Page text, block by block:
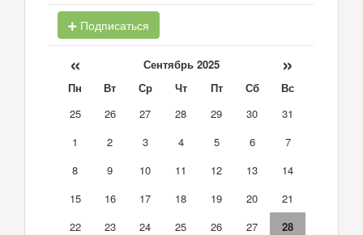
Подписаться
« Сентябрь 2025 »
Пн Вт Ср Чт Пт Сб
Вс
25
26 27 28 29 30
31
1
2 3 4 5 6
7
8
9 10 11 12 13
14
15
16 17 18 19 20
21
22
23 24 25 26 27
28